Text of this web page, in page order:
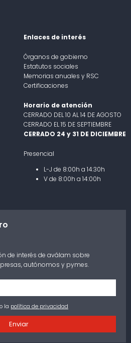
Enlaces de interés
Órganos de gobierno
Estatutos sociales
Memorias anuales y RSC
Certificaciones
Horario de atención
CERRADO DEL 10 AL 14 DE AGOSTO
CERRADO EL 15 DE SEPTIEMBRE
CERRADO 24 y 31 DE DICIEMBRE
Presencial
L-J de 8:00h a 14:30h
V de 8:00h a 14:00h
de interés de aválam sobre
autónomos y pymes.
la política de privacidad
Enviar